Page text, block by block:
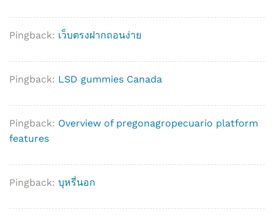
Pingback: เว็บตรงฝากถอนง่าย
Pingback: LSD gummies Canada
Pingback: Overview of pregonagropecuario platform
features
Pingback: บุหรี่นอก